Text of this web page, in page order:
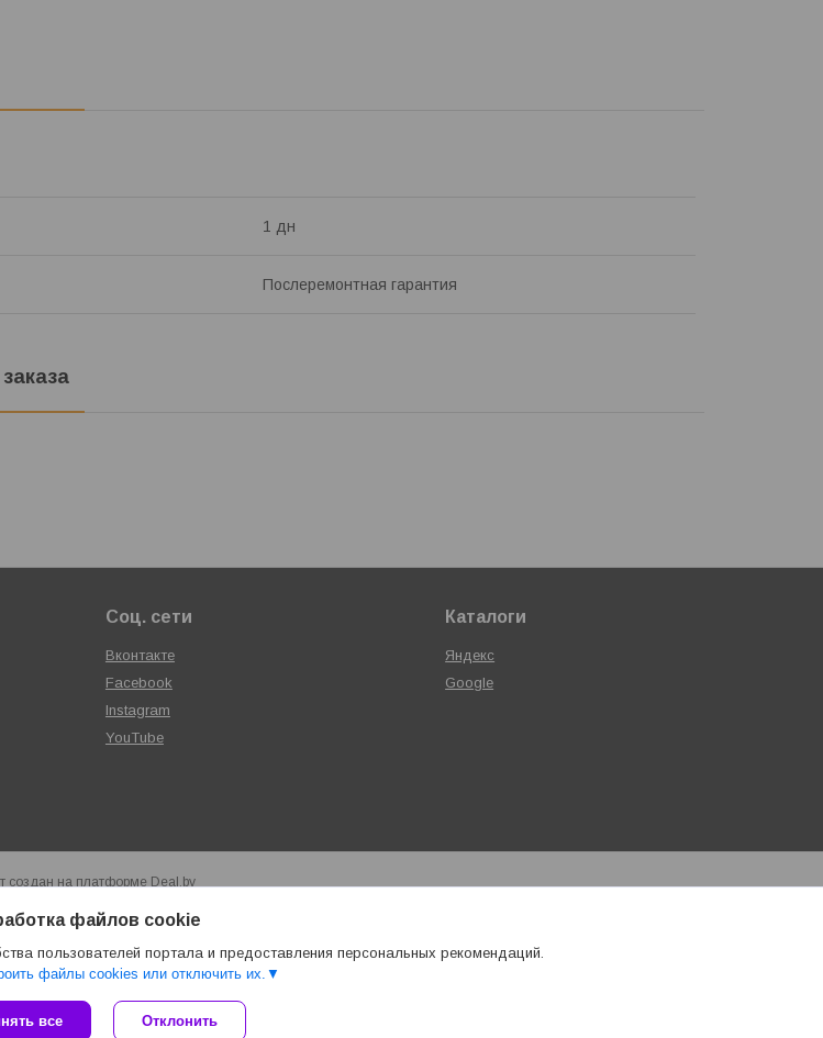
1 дн
Послеремонтная гарантия
Соц. сети
Вконтакте
Facebook
Instagram
YouTube
Каталоги
Яндекс
Google
создан на платформе Deal.by
файлов cookie
пользователей портала и предоставления персональных рекомендаций.
файлы cookies или отключить их.
все Отклонить
«ХАЙТЕКСЕРВИС» |Пожаловаться на контент